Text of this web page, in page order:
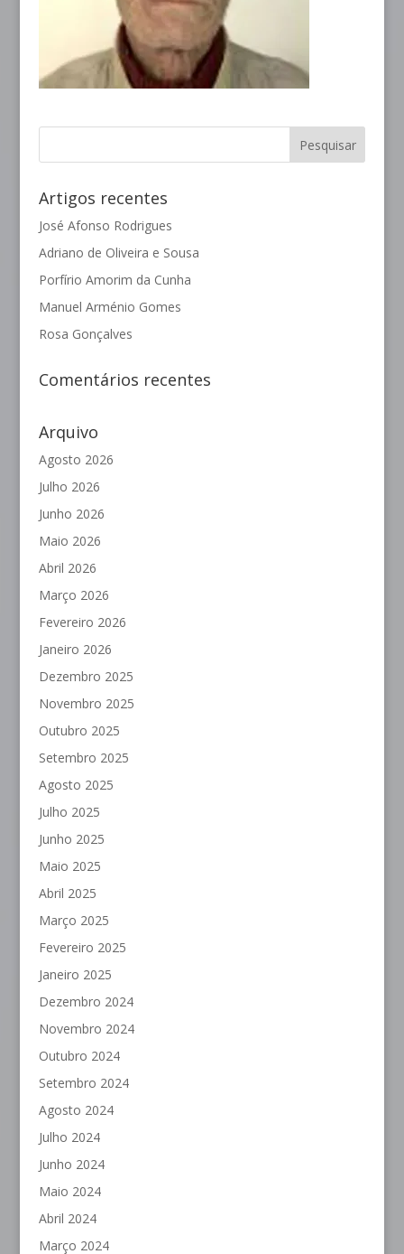
Artigos recentes
José Afonso Rodrigues
Adriano de Oliveira e Sousa
Porfírio Amorim da Cunha
Manuel Arménio Gomes
Rosa Gonçalves
Comentários recentes
Arquivo
Agosto 2026
Julho 2026
Junho 2026
Maio 2026
Abril 2026
Março 2026
Fevereiro 2026
Janeiro 2026
Dezembro 2025
Novembro 2025
Outubro 2025
Setembro 2025
Agosto 2025
Julho 2025
Junho 2025
Maio 2025
Abril 2025
Março 2025
Fevereiro 2025
Janeiro 2025
Dezembro 2024
Novembro 2024
Outubro 2024
Setembro 2024
Agosto 2024
Julho 2024
Junho 2024
Maio 2024
Abril 2024
Março 2024